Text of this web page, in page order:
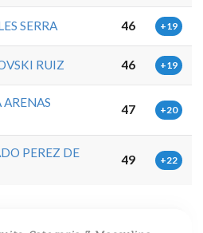
SERRA 46 +19
RUIZ 46 +19
47 +20
PEREZ DE
49 +22